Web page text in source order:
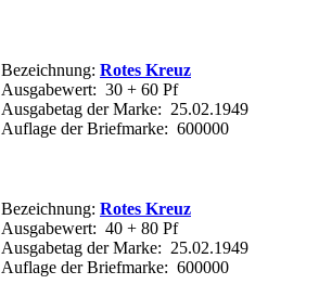
Bezeichnung: Rotes Kreuz
Ausgabewert: 30 + 60 Pf
Ausgabetag der Marke: 25.02.1949
Auflage der Briefmarke: 600000
Bezeichnung: Rotes Kreuz
Ausgabewert: 40 + 80 Pf
Ausgabetag der Marke: 25.02.1949
Auflage der Briefmarke: 600000